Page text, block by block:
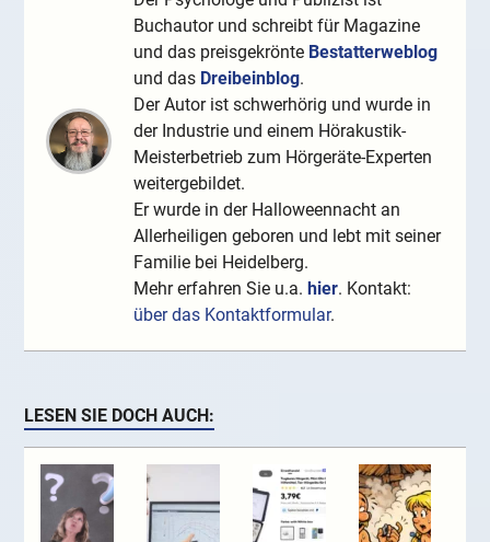
Buchautor und schreibt für Magazine
und das preisgekrönte Bestatterweblog
und das Dreibeinblog.
Der Autor ist schwerhörig und wurde in
der Industrie und einem Hörakustik-
Meisterbetrieb zum Hörgeräte-Experten
weitergebildet.
Er wurde in der Halloweennacht an
Allerheiligen geboren und lebt mit seiner
Familie bei Heidelberg.
Mehr erfahren Sie u.a.hier. Kontakt:
über das Kontaktformular.
LESEN SIE DOCH AUCH: